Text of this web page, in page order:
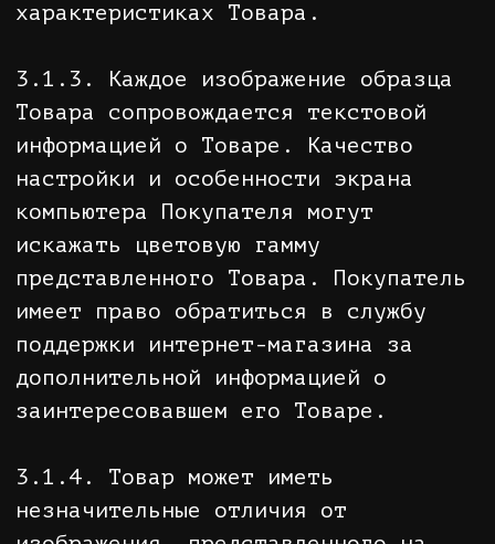
(работ, услуг);
числе при оплате товаров (услуг)
через определенное время после их
передачи (оказания) Покупателю,
полная сумма, подлежащая выплате
Покупателем, и график погашения
• гарантийный срок, если он
установлен;
• правила и условия эффективного и
безопасного использования товаров
(услуг);
• информация об энергетической
эффективности товаров, в отношении
которых требование о наличии такой
информации определено в
энергетической эффективности;
• срок службы или срок годности
товаров (работ), установленный в